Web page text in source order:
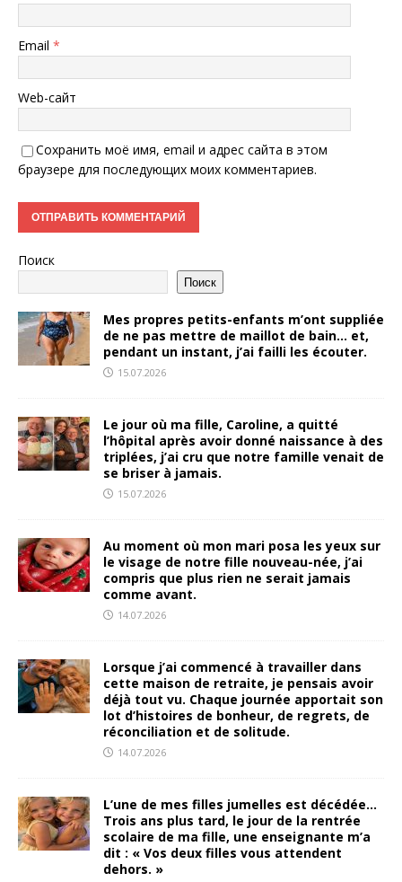
Email *
Web-сайт
Сохранить моё имя, email и адрес сайта в этом
браузере для последующих моих комментариев.
Поиск
Поиск
Mes propres petits-enfants m’ont suppliée
de ne pas mettre de maillot de bain… et,
pendant un instant, j’ai failli les écouter.
15.07.2026
Le jour où ma fille, Caroline, a quitté
l’hôpital après avoir donné naissance à des
triplées, j’ai cru que notre famille venait de
se briser à jamais.
15.07.2026
Au moment où mon mari posa les yeux sur
le visage de notre fille nouveau-née, j’ai
compris que plus rien ne serait jamais
comme avant.
14.07.2026
Lorsque j’ai commencé à travailler dans
cette maison de retraite, je pensais avoir
déjà tout vu. Chaque journée apportait son
lot d’histoires de bonheur, de regrets, de
réconciliation et de solitude.
14.07.2026
L’une de mes filles jumelles est décédée…
Trois ans plus tard, le jour de la rentrée
scolaire de ma fille, une enseignante m’a
dit : « Vos deux filles vous attendent
dehors. »